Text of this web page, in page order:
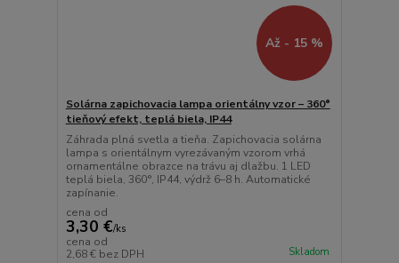
Až - 15 %
Solárna zapichovacia lampa orientálny vzor – 360°
tieňový efekt, teplá biela, IP44
Záhrada plná svetla a tieňa. Zapichovacia solárna
lampa s orientálnym vyrezávaným vzorom vrhá
ornamentálne obrazce na trávu aj dlažbu. 1 LED
teplá biela, 360°, IP44, výdrž 6–8 h. Automatické
zapínanie.
cena od
3,30 €/ks
cena od
2,68 € bez DPH Skladom